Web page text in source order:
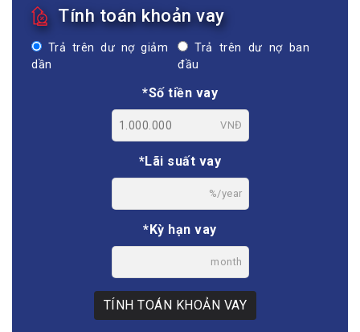
Tính toán khoản vay
Trả trên dư nợ giảm
dần
Trả trên dư nợ ban
đầu
*Số tiền vay
VNĐ
*Lãi suất vay
%/year
*Kỳ hạn vay
month
TÍNH TOÁN KHOẢN VAY